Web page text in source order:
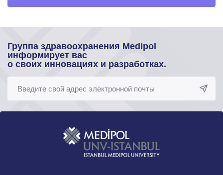
Группа здравоохранения Medipol
информирует вас
о своих инновациях и разработках.